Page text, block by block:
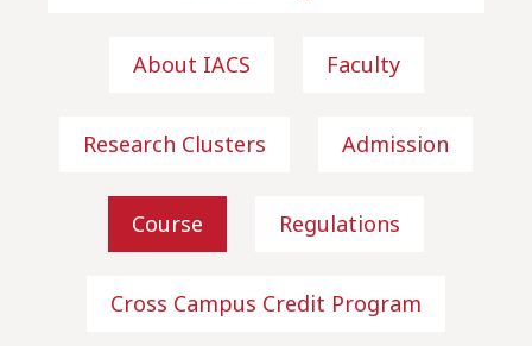
About IACS Faculty
Research Clusters Admission
Course Regulations
Cross Campus Credit Program